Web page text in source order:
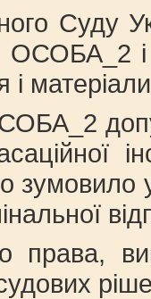
Суду
права,